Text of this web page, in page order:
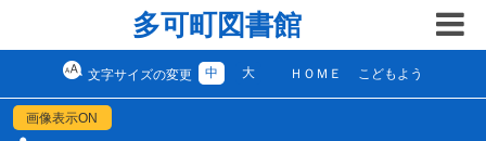
多可町図書館
文字サイズの変更 中 大 ＨＯＭＥ こどもよう
画像表示ON